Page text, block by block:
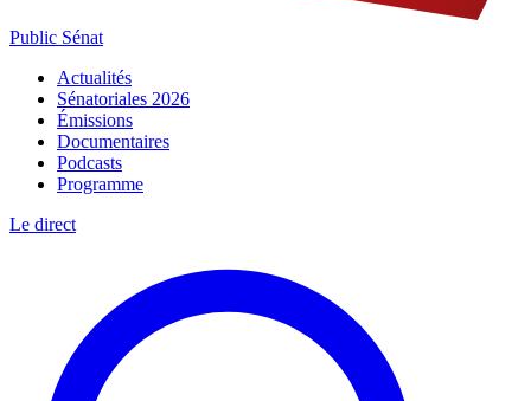
Public Sénat
Actualités
Sénatoriales 2026
Émissions
Documentaires
Podcasts
Programme
Le direct